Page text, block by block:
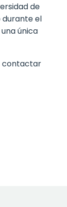
de
durante el
única
contactar